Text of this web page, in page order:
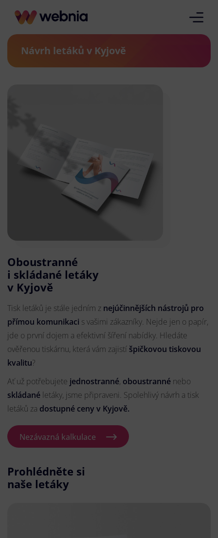
Návrh letáků v Kyjově
Oboustranné
i skládané letáky
v Kyjově
Tisk letáků je stále jedním z nejúčinnějších nástrojů pro
přímou komunikaci s vašimi zákazníky. Nejde jen o papír,
jde o první dojem a efektivní šíření nabídky. Hledáte
ověřenou tiskárnu, která vám zajistí špičkovou tiskovou
kvalitu?
Ať už potřebujete jednostranné, oboustranné nebo
skládané letáky, jsme připraveni. Spolehlivý návrh a tisk
letáků za dostupné ceny v Kyjově.
Nezávazná kalkulace
Prohlédněte si
naše letáky